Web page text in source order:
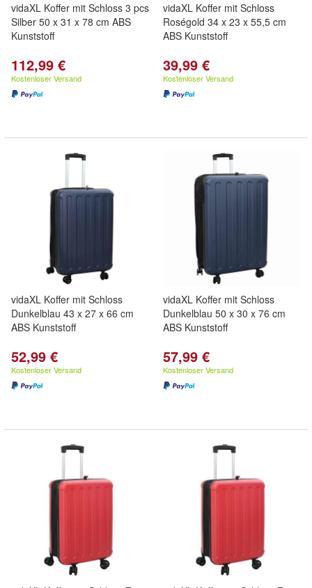
vidaXL Koffer mit Schloss 3 pcs
Silber 50 x 31 x 78 cm ABS
Kunststoff
112,99 €
Kostenloser Versand
vidaXL Koffer mit Schloss
Roségold 34 x 23 x 55,5 cm
ABS Kunststoff
39,99 €
Kostenloser Versand
vidaXL Koffer mit Schloss
Dunkelblau 43 x 27 x 66 cm
ABS Kunststoff
52,99 €
Kostenloser Versand
vidaXL Koffer mit Schloss
Dunkelblau 50 x 30 x 76 cm
ABS Kunststoff
57,99 €
Kostenloser Versand